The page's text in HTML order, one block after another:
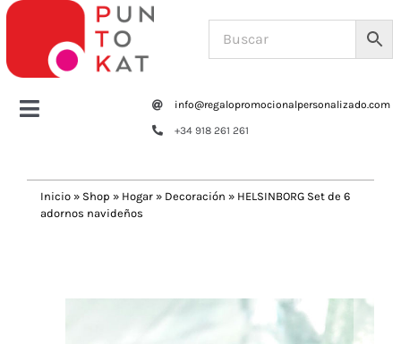
Saltar
contenido
Toggle
Tazas y botellas
info@regalopromocionalpersonalizado.com
+34 918 261 261
Inicio » Shop » Hogar » Decoración » HELSINBORG Set de 6
adornos navideños